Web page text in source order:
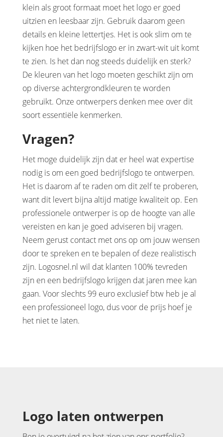
klein als groot formaat moet het logo er goed
uitzien en leesbaar zijn. Gebruik daarom geen
details en kleine lettertjes. Het is ook slim om te
kijken hoe het bedrijfslogo er in zwart-wit uit komt
te zien. Is het dan nog steeds duidelijk en sterk?
De kleuren van het logo moeten geschikt zijn om
op diverse achtergrondkleuren te worden
gebruikt. Onze ontwerpers denken mee over dit
soort essentiële kenmerken.
Vragen?
Het moge duidelijk zijn dat er heel wat expertise
nodig is om een goed bedrijfslogo te ontwerpen.
Het is daarom af te raden om dit zelf te proberen,
want dit levert bijna altijd matige kwaliteit op. Een
professionele ontwerper is op de hoogte van alle
vereisten en kan je goed adviseren bij vragen.
Neem gerust contact met ons op om jouw wensen
door te spreken en te bepalen of deze realistisch
zijn. Logosnel.nl wil dat klanten 100% tevreden
zijn en een bedrijfslogo krijgen dat jaren mee kan
gaan. Voor slechts 99 euro exclusief btw heb je al
een professioneel logo, dus voor de prijs hoef je
het niet te laten.
Logo laten ontwerpen